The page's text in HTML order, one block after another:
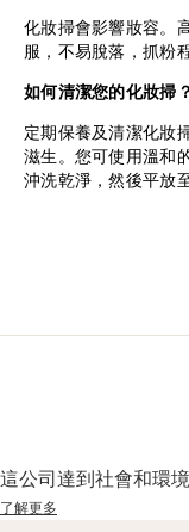
化妝掃會影響妝容。
服，不易脫落，抓粉
如何清潔您的化妝掃？
定期保養及清潔化妝
滋生。您可使用溫和
沖洗乾淨，然後平放
這公司達到社會和環
了解更多